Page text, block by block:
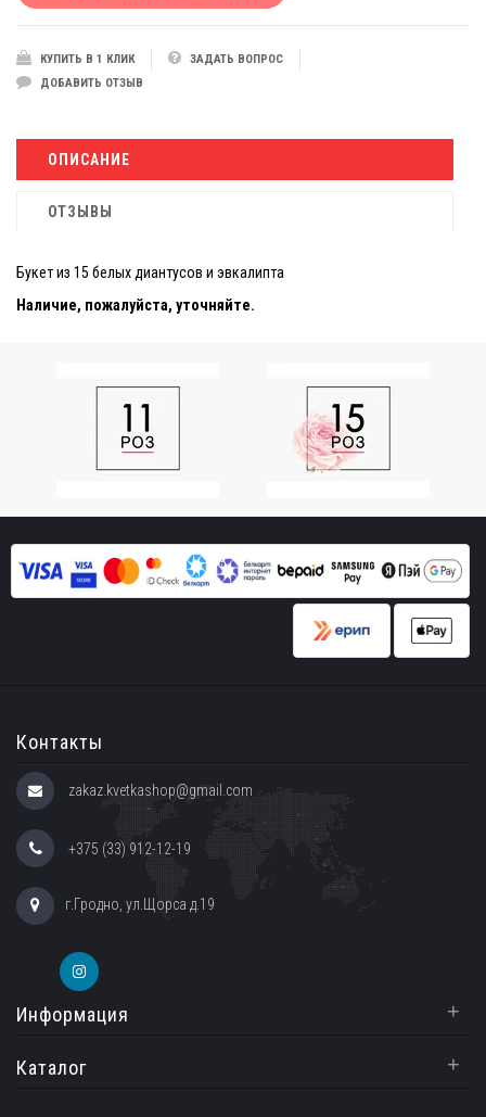
КУПИТЬ В 1 КЛИК
ЗАДАТЬ ВОПРОС
ДОБАВИТЬ ОТЗЫВ
ОПИСАНИЕ
ОТЗЫВЫ
Букет из 15 белых диантусов и эвкалипта
Наличие, пожалуйста, уточняйте.
Контакты
zakaz.kvetkashop@gmail.com
+375 (33) 912-12-19
г.Гродно, ул.Щорса д.19
Информация +
Каталог +